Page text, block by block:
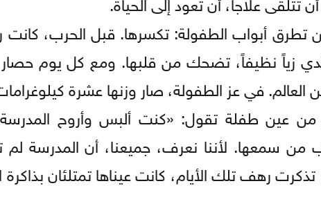
تطرق أبواب الطفولة: تكسرها. قبل الحرب، كانت
زياً نظيفاً، تضحك من قلبها. ومع كل يوم حصار
في عز الطفولة، صار وزنها عشرة
عين طفلة تقول: «كنت ألبس وأروح
سمعها. لأننا نعرف، جميعنا، أن المدرسة
تذكرت رهف تلك الأيام، كانت عيناها تمتلئان